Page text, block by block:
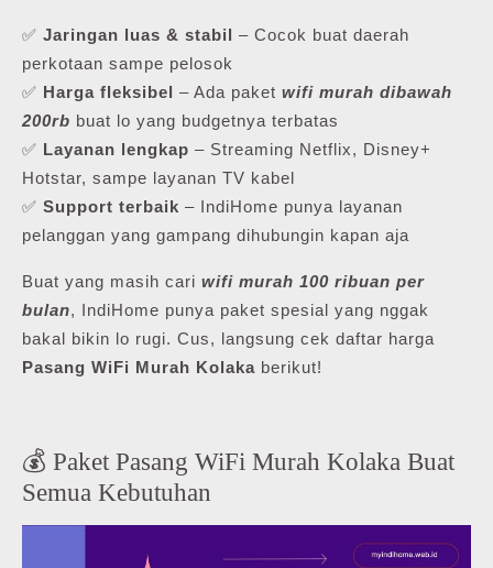
✅ Jaringan luas & stabil – Cocok buat daerah
perkotaan sampe pelosok
✅ Harga fleksibel – Ada paket wifi murah dibawah
200rb buat lo yang budgetnya terbatas
✅ Layanan lengkap – Streaming Netflix, Disney+
Hotstar, sampe layanan TV kabel
✅ Support terbaik – IndiHome punya layanan
pelanggan yang gampang dihubungin kapan aja
Buat yang masih cari wifi murah 100 ribuan per
bulan, IndiHome punya paket spesial yang nggak
bakal bikin lo rugi. Cus, langsung cek daftar harga
Pasang WiFi Murah Kolaka berikut!
💰 Paket Pasang WiFi Murah Kolaka Buat
Semua Kebutuhan